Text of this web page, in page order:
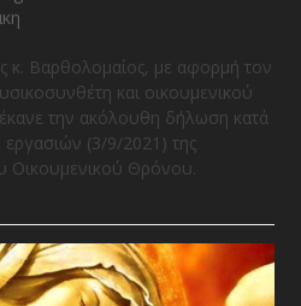
κ. Βαρθολομαίος, με αφορμή τον
και οικουμενικού
την ακόλουθη δήλωση κατά
εργασιών (3/9/2021) της
Οικουμενικού Θρόνου.